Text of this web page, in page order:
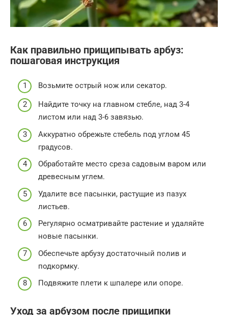
Как правильно прищипывать арбуз:
пошаговая инструкция
Возьмите острый нож или секатор.
Найдите точку на главном стебле, над 3-4
листом или над 3-6 завязью.
Аккуратно обрежьте стебель под углом 45
градусов.
Обработайте место среза садовым варом или
древесным углем.
Удалите все пасынки, растущие из пазух
листьев.
Регулярно осматривайте растение и удаляйте
новые пасынки.
Обеспечьте арбузу достаточный полив и
подкормку.
Подвяжите плети к шпалере или опоре.
Уход за арбузом после прищипки